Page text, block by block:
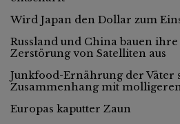
Wird Japan den Dollar zum
Russland und China bauen
Zerstörung von Satelliten aus
Junkfood-Ernährung der Väter
Zusammenhang mit
Europas kaputter Zaun